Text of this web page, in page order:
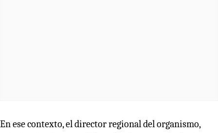
En ese contexto, el director regional del organismo,